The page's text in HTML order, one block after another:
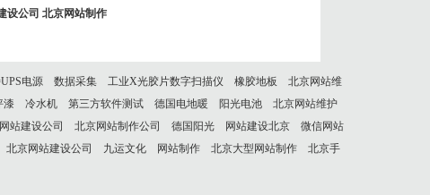
设公司 北京网站制作
电源 数据采集 工业X光胶片数字扫描仪 橡胶地板
北京网站维
漆 冷水机 第三方软件测试 德国电地暖 阳光电池
北京网站维护
站建设公司 北京网站制作公司 德国阳光 网站建设北京
微信网站
北京网站建设公司 九运文化 网站制作 北京大型网站制作
北京手